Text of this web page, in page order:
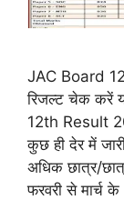
JAC Board
रिजल्ट चेक करें
12th Result
कुछ ही देर में
अधिक छात्र/
फरवरी से मार्च